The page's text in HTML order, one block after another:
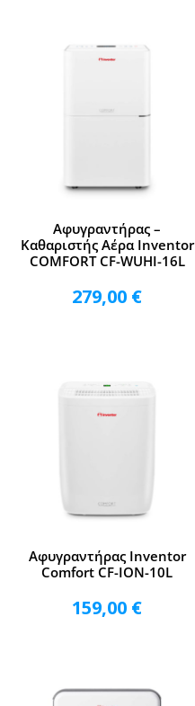
Αφυγραντήρας –
Καθαριστής Αέρα Inventor
COMFORT CF-WUHI-16L
279,00 €
Αφυγραντήρας Inventor
Comfort CF-ION-10L
159,00 €